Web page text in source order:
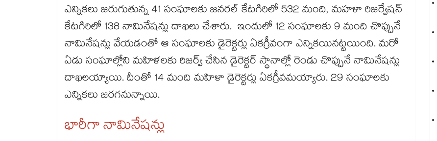
ఎన్నికలు జరుగుతున్న 41 సంఘాలకు జనరల్​ కేటగిరిలో 532 మంది, మహళా రిజర్వేషన్​
కేటగిరిలో 138 నామినేషన్లు దాఖలు చేశారు. ఇందులో 12 సంఘాలకు 9 మంది చొప్పునే
నామినేషన్లు వేయడంతో ఆ సంఘాలకు డైరెక్టర్లు ఏకగ్రీవంగా ఎన్నికయినట్టయింది. మరో
ఏడు సంఘాల్లోని మహిళలకు రిజర్వ్​ చేసిన డైరెక్టర్​ స్థానాల్లో రెండు చొప్పునే నామినేషన్లు
దాఖలయ్యాయి. దీంతో 14 మంది మహిళా డైరెక్టర్లు ఏకగ్రీవమయ్యారు. 29 సంఘాలకు
ఎన్నికలు జరగనున్నాయి.
భారీగా నామినేషన్లు